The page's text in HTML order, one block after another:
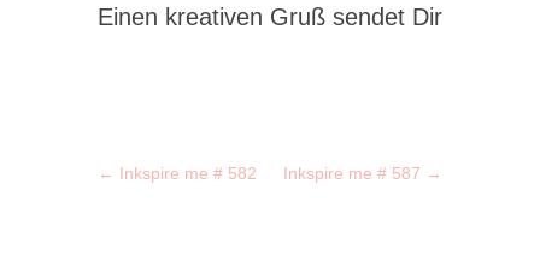
Einen kreativen Gruß sendet Dir
← Inkspire me # 582 Inkspire me # 587 →